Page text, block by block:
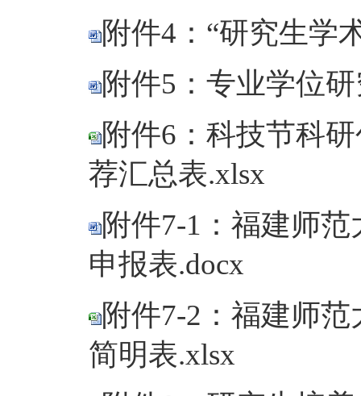
附件4：“研究生学
附件5：专业学位
附件6：科技节科
荐汇总表.xlsx
附件7-1：福建师
申报表.docx
附件7-2：福建师
简明表.xlsx